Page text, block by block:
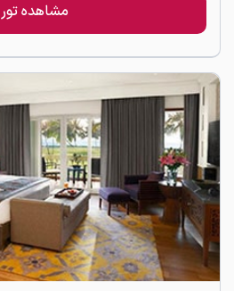
مشاهده تور